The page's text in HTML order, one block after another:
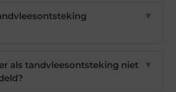
▼
als tandvleesontsteking niet
▼